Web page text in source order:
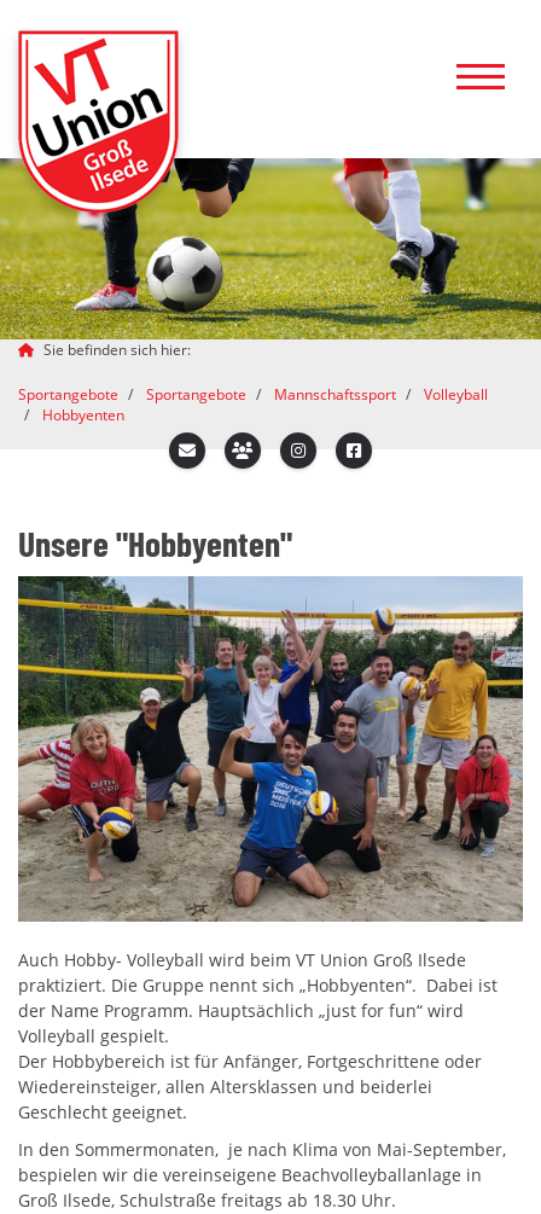
Sie befinden sich hier:
Sportangebote Sportangebote Mannschaftssport
Volleyball
Hobbyenten
Unsere "Hobbyenten"
Auch Hobby- Volleyball wird beim VT Union Groß Ilsede
praktiziert. Die Gruppe nennt sich „Hobbyenten“. Dabei ist
der Name Programm. Hauptsächlich „just for fun“ wird
Volleyball gespielt.
Der Hobbybereich ist für Anfänger, Fortgeschrittene oder
Wiedereinsteiger, allen Altersklassen und beiderlei
Geschlecht geeignet.
In den Sommermonaten, je nach Klima von Mai-September,
bespielen wir die vereinseigene Beachvolleyballanlage in
Groß Ilsede, Schulstraße freitags ab 18.30 Uhr.